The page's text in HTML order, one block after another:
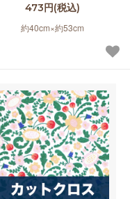
473円(税込)
約40cm×約53cm